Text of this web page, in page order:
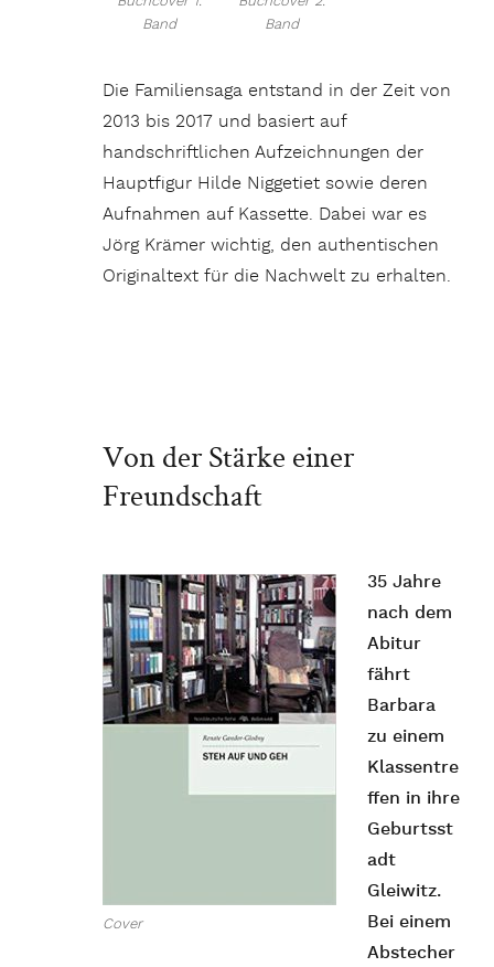
Band
Band
Die Familiensaga entstand in der Zeit von
2013 bis 2017 und basiert auf
handschriftlichen Aufzeichnungen der
Hauptfigur Hilde Niggetiet sowie deren
Aufnahmen auf Kassette. Dabei war es
Jörg Krämer wichtig, den authentischen
Originaltext für die Nachwelt zu erhalten.
Von der Stärke einer
Freundschaft
Cover
35 Jahre
nach dem
Abitur
fährt
Barbara
zu einem
Klassentre
ffen in ihre
Geburtsst
adt
Gleiwitz.
Bei einem
Abstecher